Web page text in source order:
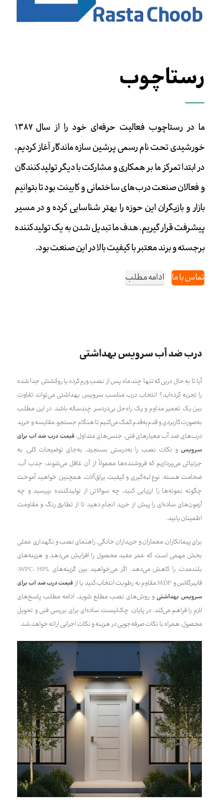
رستاچوب
ما در رستاچوب فعالیت حرفه‌ای خود را از سال ۱۳۸۷
خورشیدی تحت نام رسمی پرشین سازه ماندگار آغاز کردیم.
در ابتدا تمرکز ما بر همکاری و مشارکت با دیگر تولیدکنندگان
و فعالان صنعت درب‌های ساختمانی و کابینت بود تا بتوانیم
بازار و بازیگران این حوزه را بهتر شناسایی کرده و در مسیر
پیشرفت قرار گیریم. هدف ما تبدیل شدن به یک تولیدکننده
برجسته و برند معتبر با کیفیت بالا در این صنعت بود.
تماس با ما ادامه مطلب
درب ضد آب سرویس بهداشتی
آیا تا به حال دربی که تنها چند ماه پس از نصب ورم کرده یا روکشش جدا شده
را تجربه کرده‌اید؟ انتخاب درب مناسب سرویس بهداشتی می‌تواند تفاوت
بین یک تعمیر مداوم و یک راه‌حل بی‌دردسر چندساله باشد. در این مطلب
به‌صورت کاربردی و قدم‌به‌قدم کمک می‌کنیم تا هنگام جستجو، مقایسه و خرید
درب‌های ضد آب معیارهای فنی، جنس‌های متداول،قیمت درب ضد اب برای
سرویس و نکات نصب را به‌درستی بسنجید. به‌جای توضیحات کلی، به
جزئیاتی می‌پردازیم که فروشنده‌ها معمولاً از آن غافل می‌شوند: جذب آب،
ضخامت هسته، نوع لبه‌گیری و کیفیت یراق‌آلات. همچنین خواهید آموخت
چگونه نمونه‌ها را ارزیابی کنید، چه سوالاتی از تولیدکننده بپرسید و چه
آزمون‌های ساده‌ای را پیش از خرید انجام دهید تا از تطابق رنگ و مقاومت
اطمینان یابید.
برای پیمانکاران، معماران و خریداران خانگی، راهنمای نصب و نگهداری عملی
بخش مهمی است که عمر مفید محصول را افزایش می‌دهد و هزینه‌های
بلندمدت را کاهش می‌دهد. اگر می‌خواهید بین گزینه‌های WPC، HPL،
فایبرگلاس و MDF مقاوم به رطوبت انتخاب کنید یا از
قیمت درب ضد اب برای
سرویس بهداشتی و روش‌های نصب مطلع شوید، ادامه مطلب پاسخ‌های
لازم را فراهم می‌کند. در پایان، چک‌لیست ساده‌ای برای بررسی فنی و تحویل
محصول، همراه با نکات صرفه‌جویی در هزینه و نکات اجرایی ارائه خواهد شد.